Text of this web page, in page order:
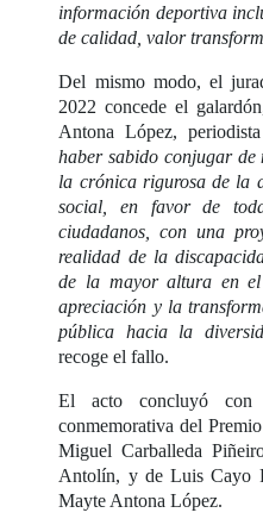
información deportiva
de calidad, valor
Del mismo modo, el
2022 concede el
Antona López,
haber sabido conjugar
la crónica rigurosa de la
social, en favor de
ciudadanos, con una
realidad de la
de la mayor altura en
apreciación y la
pública hacia la
recoge el fallo.
El acto concluyó
conmemorativa del
Miguel Carballeda
Antolín, y de Luis Cayo
Mayte Antona López.